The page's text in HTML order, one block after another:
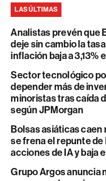
LAS ÚLTIMAS
Analistas prevén que
deje sin cambio la
inflación baja a 3,13%
Sector tecnológico
depender más de
minoristas tras caída
según JPMorgan
Bolsas asiáticas caen
se frena el repunte de
acciones de IA y baja
Grupo Argos anuncia